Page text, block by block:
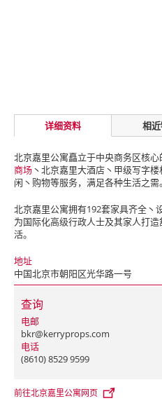
详细资料 相
北京嘉里公寓矗立于中央商务区核心
商场丶北京嘉里大酒店丶甲级写字
闲丶购物等服务，满足各种生活之需。
北京嘉里公寓拥有192套家具齐全丶
为国际化高级行政人士及其家人打
活。
地址
中国北京市朝阳区光华路一号
查询
电邮
bkr@kerryprops.com
电话
(8610) 8529 9599
前往北京嘉里公寓网页